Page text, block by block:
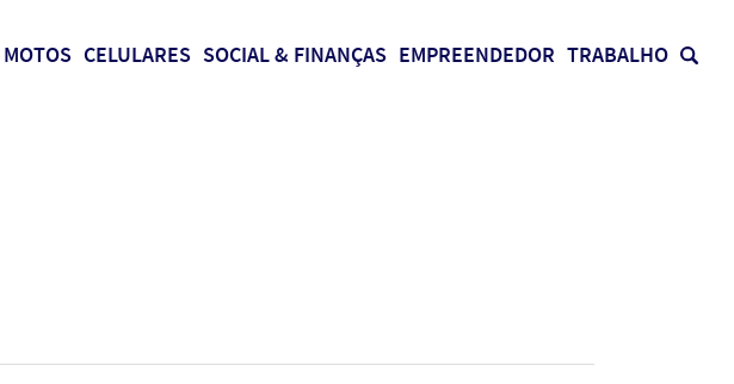
CELULARES SOCIAL & FINANÇAS EMPREENDEDOR TRABALHO